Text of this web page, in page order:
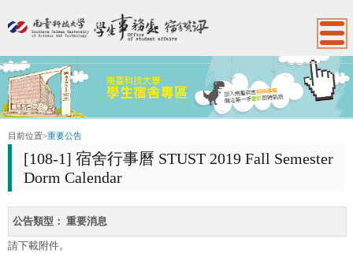
:::
目前位置>重要公告
[108-1] 宿舍行事曆 STUST 2019 Fall Semester
Dorm Calendar
公告類型： 重要消息
請下載附件。